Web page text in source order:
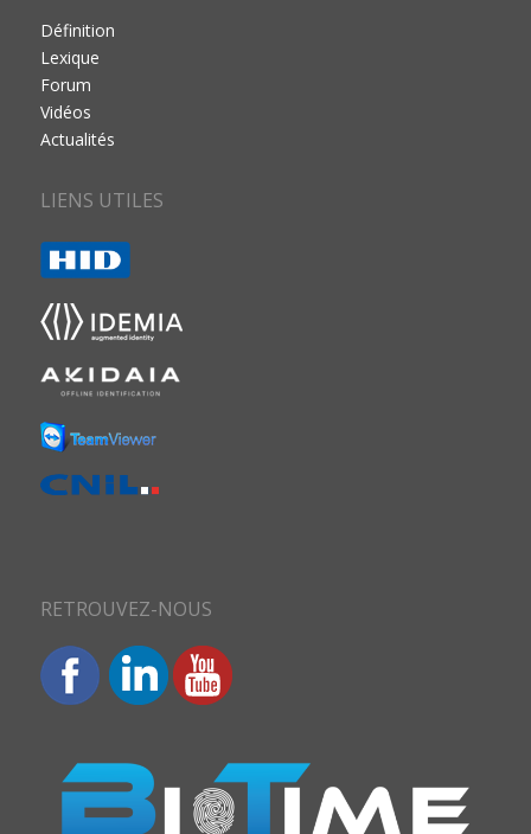
Définition
Lexique
Forum
Vidéos
Actualités
LIENS UTILES
RETROUVEZ-NOUS